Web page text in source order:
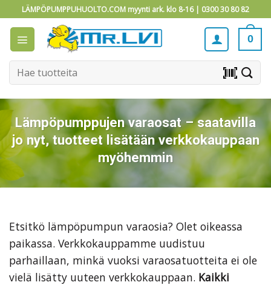
to
content
LÄMPÖPUMPPUHUOLTO.COM myynti ark. klo 8-16 | 0300 30 80 82
0
Etsi: barcode_scanner
Lämpöpumppujen varaosat – saatavilla
jo nyt, tuotteet lisätään verkkokauppaan
myöhemmin
Etsitkö lämpöpumpun varaosia? Olet oikeassa
paikassa. Verkkokauppamme uudistuu
parhaillaan, minkä vuoksi varaosatuotteita ei ole
vielä lisätty uuteen verkkokauppaan. Kaikki